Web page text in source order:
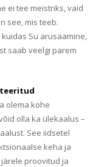
ei tee meistriks, vaid
see, mis teeb.
Su arusaamine,
saab veelgi parem
olema kohe
olla ka ülekaalus –
See iidsetel
keha ja
proovitud ja